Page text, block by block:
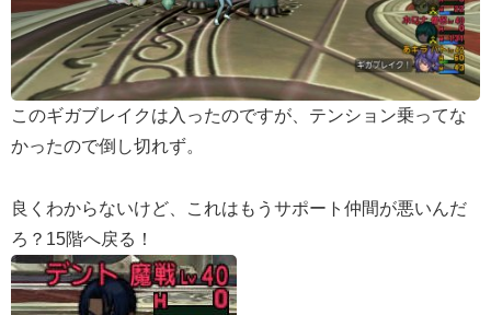
このギガブレイクは入ったのですが、テンション乗ってな
かったので倒し切れず。
良くわからないけど、これはもうサポート仲間が悪いんだ
ろ？15階へ戻る！